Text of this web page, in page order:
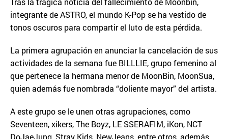
integrante de ASTRO, el mundo K-Pop se ha vestido de
tonos oscuros para compartir el luto de esta pérdida.
La primera agrupación en anunciar la cancelación de sus
actividades de la semana fue BILLLIE, grupo femenino al
que pertenece la hermana menor de MoonBin, MoonSua,
quien además fue nombrada “doliente mayor” del artista.
A este grupo se le unen otras agrupaciones, como
Seventeen, xikers, The Boyz, LE SSERAFIM, iKon, NCT
DoJaeJung, Stray Kids, NewJeans, entre otros, además